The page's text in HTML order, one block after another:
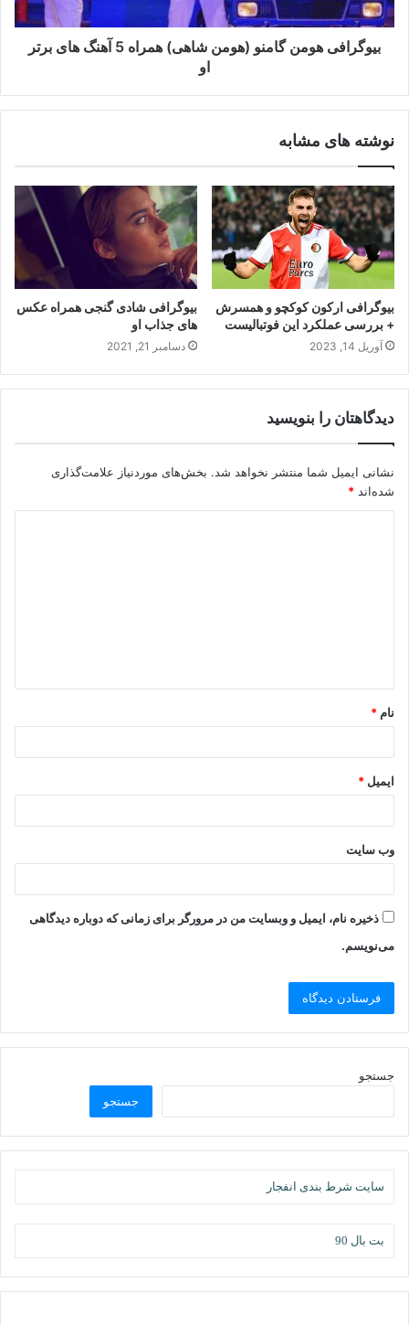
بیوگرافی هومن گامنو (هومن شاهی) همراه 5 آهنگ های برتر
او
نوشته های مشابه
بیوگرافی ارکون کوکچو و همسرش
+ بررسی عملکرد این فوتبالیست
آوریل 14, 2023
بیوگرافی شادی گنجی همراه عکس
های جذاب او
دسامبر 21, 2021
دیدگاهتان را بنویسید
نشانی ایمیل شما منتشر نخواهد شد. بخش‌های موردنیاز علامت‌گذاری
شده‌اند *
نام *
ایمیل *
وب‌ سایت
ذخیره نام، ایمیل و وبسایت من در مرورگر برای زمانی که دوباره دیدگاهی
می‌نویسم.
جستجو
جستجو
سایت شرط بندی انفجار
بت بال 90